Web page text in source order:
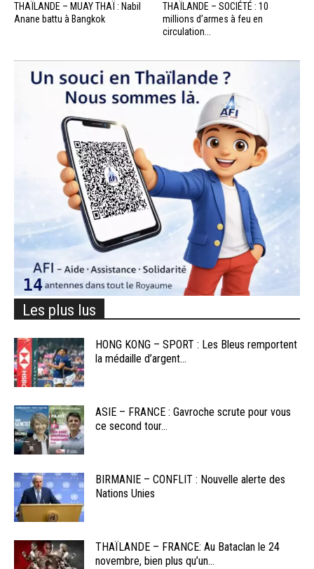
THAÏLANDE – MUAY THAÏ : Nabil
Anane battu à Bangkok
THAÏLANDE – SOCIÉTÉ : 10
millions d’armes à feu en
circulation...
Les plus lus
HONG KONG – SPORT : Les Bleus remportent
la médaille d’argent...
ASIE – FRANCE : Gavroche scrute pour vous
ce second tour...
BIRMANIE – CONFLIT : Nouvelle alerte des
Nations Unies
THAÏLANDE – FRANCE: Au Bataclan le 24
novembre, bien plus qu’un...